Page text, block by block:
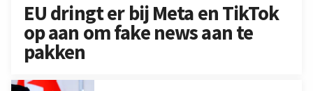
EU dringt er bij Meta en TikTok
op aan om fake news aan te
pakken